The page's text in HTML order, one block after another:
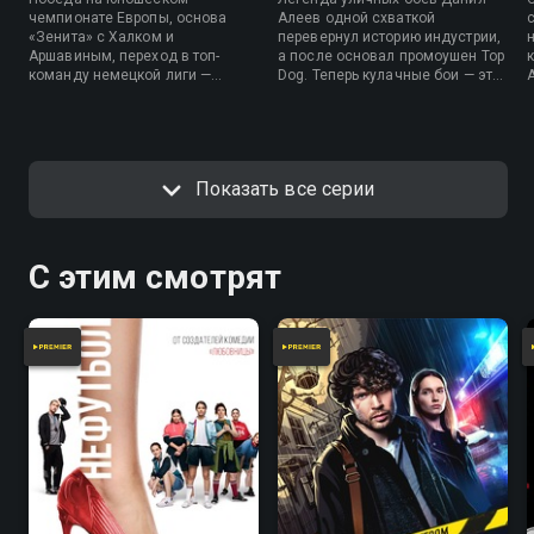
чемпионате Европы, основа
«Зенита» с Халком и
Аршавиным, переход в топ-
команду немецкой лиги —
в 26 лет, но Алексей не
планирует сдаваться.
Алеев одной схваткой
перевернул историю индустрии,
а после основал промоушен Top
Dog. Теперь кулачные бои — это
продюсеров.
Показать все серии
С этим смотрят